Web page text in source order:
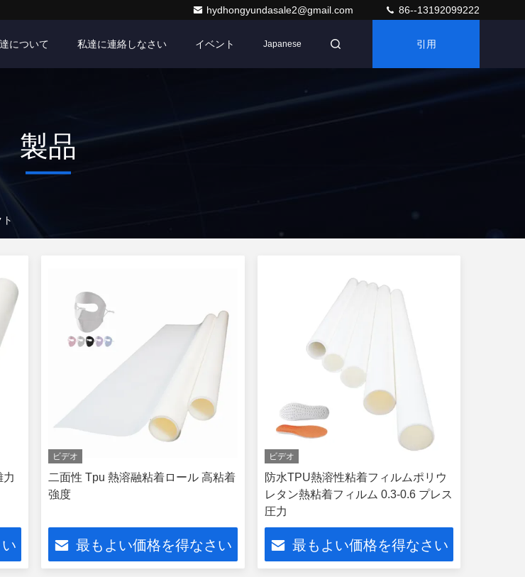
hydhongyundasale2@gmail.com 86--13192099222
について 私達に連絡しなさい イベント Japanese 引用
製品
力
ビデオ
二面性 Tpu 熱溶融粘着ロール 高粘着
強度
最もよい価格を得なさい
ビデオ
防水TPU熱溶性粘着フィルムポリウ
レタン熱粘着フィルム 0.3-0.6 プレス
圧力
最もよい価格を得なさい